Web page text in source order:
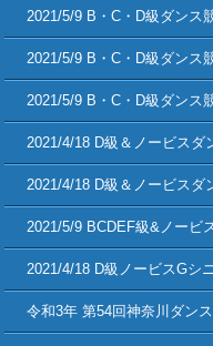
2021/5/9 B・C・D級ダンス
2021/5/9 B・C・D級ダンス
2021/5/9 B・C・D級ダンス
2021/4/18 D級＆ノービスダ
2021/4/18 D級＆ノービスダ
2021/5/9 BCDEF級&ノービ
2021/4/18 D級ノービスGシ
令和3年 第54回神奈川ダン